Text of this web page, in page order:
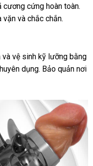
cứng hoàn toàn.
và chắc chắn.
vệ sinh kỹ lưỡng bằng
dụng. Bảo quản nơi